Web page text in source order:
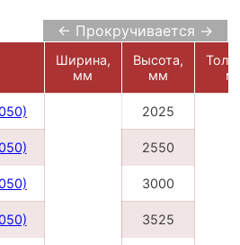
← Прокручивается →
Ширина,
мм
Высота,
мм
2025
2550
3000
3525